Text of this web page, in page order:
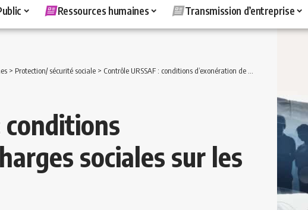
Ressources humaines Transmission d’entreprise
> Protection/ sécurité sociale > Contrôle URSSAF : conditions d’exonération de charges sociales sur les cadeaux clients
conditions
sociales sur les